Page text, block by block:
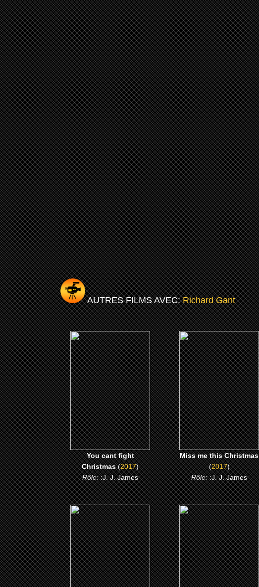
AUTRES FILMS AVEC:Richard Gant
(2017)
You cant fight Christmas
CLICK ME
You cant fight
Christmas(2017)
Rôle::J. J. James
(2017)
Miss me this Christmas
CLICK ME
Miss me this Christmas
(2017)
Rôle::J. J. James
(2007)
Norbit
CLICK ME
(2006)
Hood of Horror
CLICK ME